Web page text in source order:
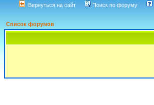
Вернуться на сайт Поиск по форуму
Список форумов